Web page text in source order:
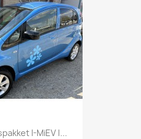
I-MiEV |...